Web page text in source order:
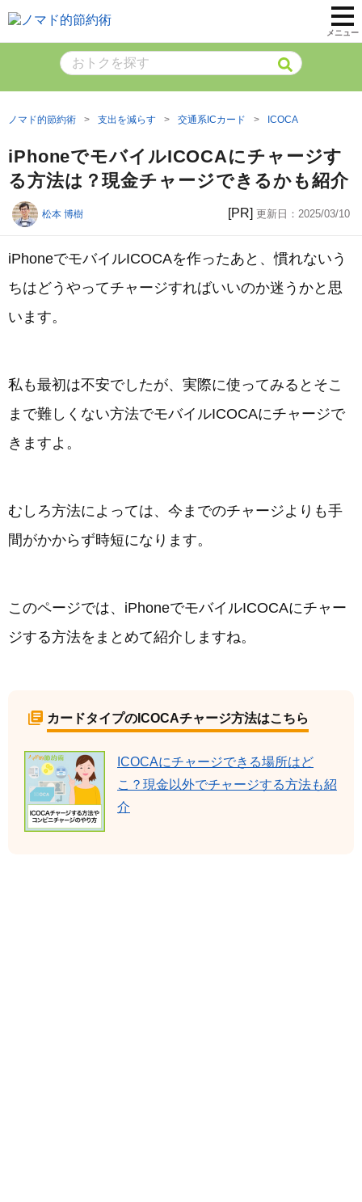
メニュー
ノマド的節約術 支出を減らす 交通系ICカード ICOCA
iPhoneでモバイルICOCAにチャージす
る方法は？現金チャージできるかも紹介
松本 博樹 [PR] 更新日： 2025/03/10
iPhoneでモバイルICOCAを作ったあと、慣れないう
ちはどうやってチャージすればいいのか迷うかと思
います。
私も最初は不安でしたが、実際に使ってみるとそこ
まで難しくない方法でモバイルICOCAにチャージで
きますよ。
むしろ方法によっては、今までのチャージよりも手
間がかからず時短になります。
このページでは、iPhoneでモバイルICOCAにチャー
ジする方法をまとめて紹介しますね。
カードタイプのICOCAチャージ方法はこちら
ICOCAにチャージできる場所はど
こ？現金以外でチャージする方法も紹
介